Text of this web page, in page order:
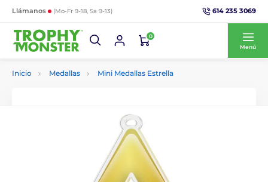
Llámanos (Mo-Fr 9-18, Sa 9-13) 614 235 3069
0
Menú
Inicio Medallas Mini Medallas Estrella